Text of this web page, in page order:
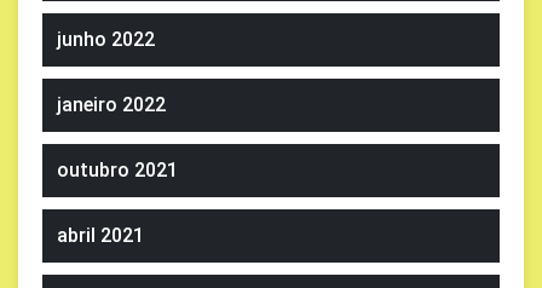
junho 2022
janeiro 2022
outubro 2021
abril 2021